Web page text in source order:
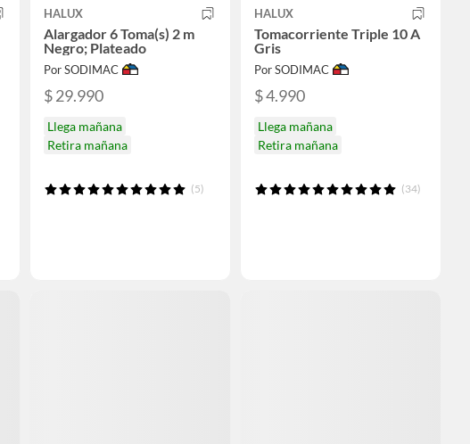
HALUX
Alargador 6 Toma(s) 2 m
Negro; Plateado
Por SODIMAC
$ 29.990
Llega mañana
Retira mañana
(5)
HALUX
Tomacorriente Triple 10 A
Gris
Por SODIMAC
$ 4.990
Llega mañana
Retira mañana
(34)